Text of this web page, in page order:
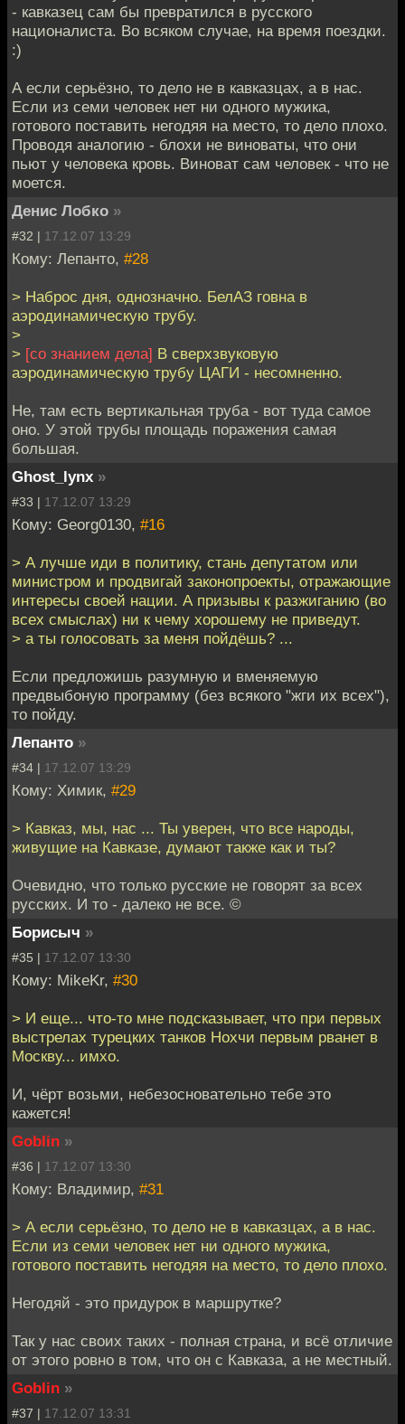
- кавказец сам бы превратился в русского
националиста. Во всяком случае, на время поездки.
:)
А если серьёзно, то дело не в кавказцах, а в нас.
Если из семи человек нет ни одного мужика,
готового поставить негодяя на место, то дело плохо.
Проводя аналогию - блохи не виноваты, что они
пьют у человека кровь. Виноват сам человек - что не
моется.
Денис Лобко »
#32 | 17.12.07 13:29
Кому: Лепанто, #28
> Наброс дня, однозначно. БелАЗ говна в
аэродинамическую трубу.
>
> [со знанием дела] В сверхзвуковую
аэродинамическую трубу ЦАГИ - несомненно.
Не, там есть вертикальная труба - вот туда самое
оно. У этой трубы площадь поражения самая
большая.
Ghost_lynx »
#33 | 17.12.07 13:29
Кому: Georg0130, #16
> А лучше иди в политику, стань депутатом или
министром и продвигай законопроекты, отражающие
интересы своей нации. А призывы к разжиганию (во
всех смыслах) ни к чему хорошему не приведут.
> а ты голосовать за меня пойдёшь? ...
Если предложишь разумную и вменяемую
предвыбоную программу (без всякого "жги их всех"),
то пойду.
Лепанто »
#34 | 17.12.07 13:29
Кому: Химик, #29
> Кавказ, мы, нас ... Ты уверен, что все народы,
живущие на Кавказе, думают также как и ты?
Очевидно, что только русские не говорят за всех
русских. И то - далеко не все. ©
Борисыч »
#35 | 17.12.07 13:30
Кому: MikeKr, #30
> И еще... что-то мне подсказывает, что при первых
выстрелах турецких танков Нохчи первым рванет в
Москву... имхо.
И, чёрт возьми, небезосновательно тебе это
кажется!
Goblin »
#36 | 17.12.07 13:30
Кому: Владимир, #31
> А если серьёзно, то дело не в кавказцах, а в нас.
Если из семи человек нет ни одного мужика,
готового поставить негодяя на место, то дело плохо.
Негодяй - это придурок в маршрутке?
Так у нас своих таких - полная страна, и всё отличие
от этого ровно в том, что он с Кавказа, а не местный.
Goblin »
#37 | 17.12.07 13:31